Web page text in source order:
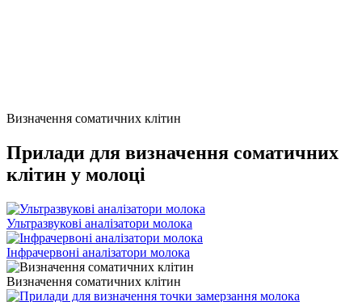
Визначення соматичних клітин
Прилади для визначення соматичних
клітин у молоці
Ультразвукові аналізатори молока
Інфрачервоні аналізатори молока
Визначення соматичних клітин